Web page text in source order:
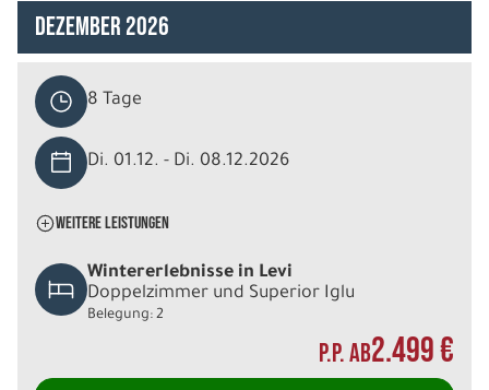
Dezember 2026
8 Tage
Di. 01.12. - Di. 08.12.2026
WEITERE LEISTUNGEN
Wintererlebnisse in Levi
Doppelzimmer und Superior Iglu
Belegung: 2
P.P. AB2.499 €